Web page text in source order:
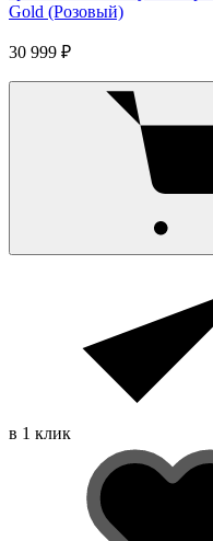
Gold (Розовый)
30 999 ₽
в 1 клик